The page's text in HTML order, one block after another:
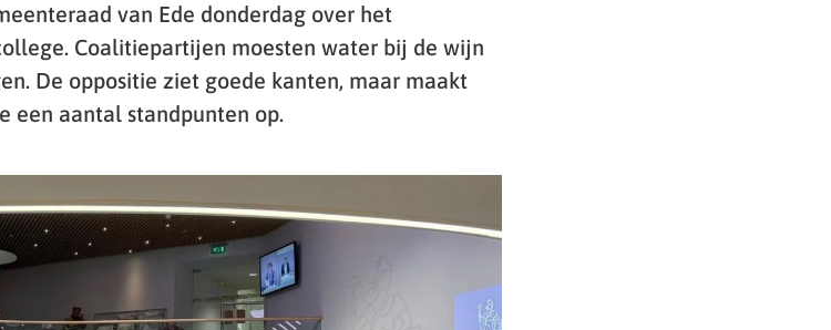
van Ede donderdag over het
Coalitiepartijen moesten water bij de wijn
De oppositie ziet goede kanten, maar maakt
een aantal standpunten op.